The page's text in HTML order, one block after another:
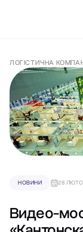
ЛОГІСТИЧНА
НОВИНИ 28
Видео-